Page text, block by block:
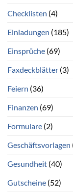
Checklisten (4)
Einladungen (185)
Einsprüche (69)
Faxdeckblätter (3)
Feiern (36)
Finanzen (69)
Formulare (2)
Geschäftsvorlagen
Gesundheit (40)
Gutscheine (52)